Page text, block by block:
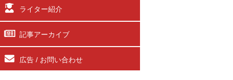
ライター紹介
記事アーカイブ
広告 / お問い合わせ